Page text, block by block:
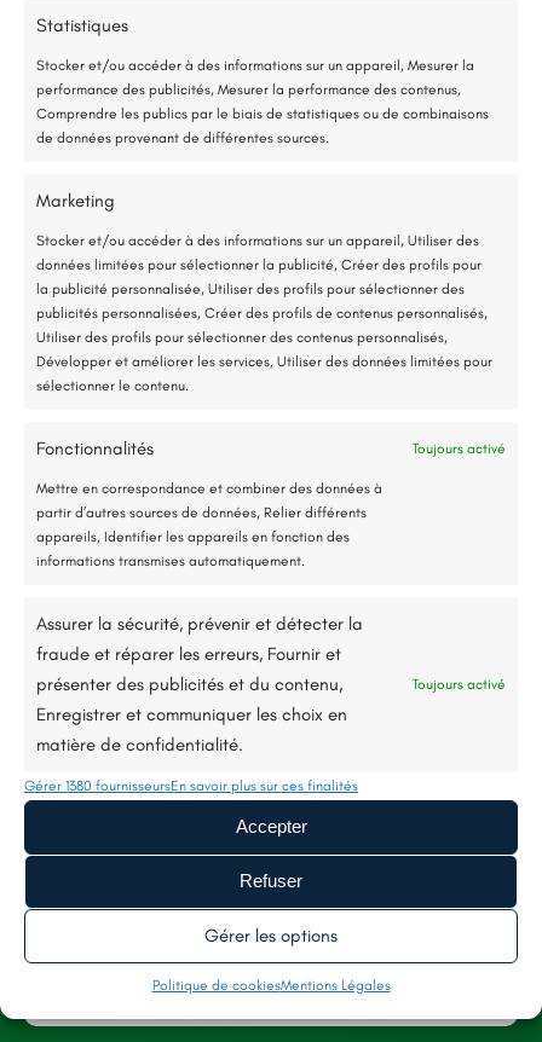
Statistiques
Stocker et/ou accéder à des informations sur un appareil, Mesurer la
performance des publicités, Mesurer la performance des contenus,
Comprendre les publics par le biais de statistiques ou de combinaisons
de données provenant de différentes sources.
Marketing
Stocker et/ou accéder à des informations sur un appareil, Utiliser des
données limitées pour sélectionner la publicité, Créer des profils pour
la publicité personnalisée, Utiliser des profils pour sélectionner des
publicités personnalisées, Créer des profils de contenus personnalisés,
Utiliser des profils pour sélectionner des contenus personnalisés,
Développer et améliorer les services, Utiliser des données limitées pour
sélectionner le contenu.
Fonctionnalités Toujours activé
Mettre en correspondance et combiner des données à
partir d’autres sources de données, Relier différents
appareils, Identifier les appareils en fonction des
informations transmises automatiquement.
Assurer la sécurité, prévenir et détecter la
fraude et réparer les erreurs, Fournir et
présenter des publicités et du contenu,
Enregistrer et communiquer les choix en
matière de confidentialité.
Toujours activé
Gérer 1380 fournisseursEn savoir plus sur ces finalités
Accepter
Refuser
Gérer les options
Politique de cookiesMentions Légales
Ventilation double
flux (VMC)
Ventilation
mécanique par
insufflation (VMI)
75 % de l’énergie provient des calories naturellement présentes dans
Étude gratuite et sans engagement
*Aides de l’État disponibles selon votre revenu fiscal
Accompagnement administratif et financier complet
Jusqu’à 80% de prise en charge*